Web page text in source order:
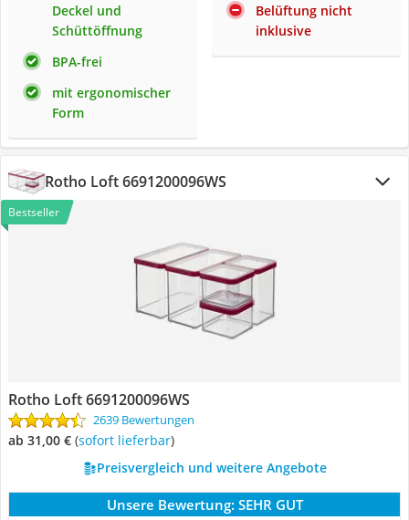
Deckel und
Schüttöffnung
BPA-frei
mit ergonomischer
Form
Belüftung nicht
inklusive
Rotho Loft 6691200096WS
Bestseller
Rotho Loft 6691200096WS
2639 Bewertungen
ab 31,00 € ( Sofort lieferbar)
Preisvergleich und weitere Angebote
Unsere Bewertung: SEHR GUT